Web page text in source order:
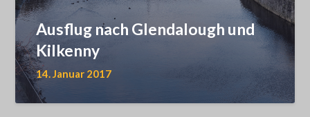
Ausflug nach Glendalough und
Kilkenny
14. Januar 2017